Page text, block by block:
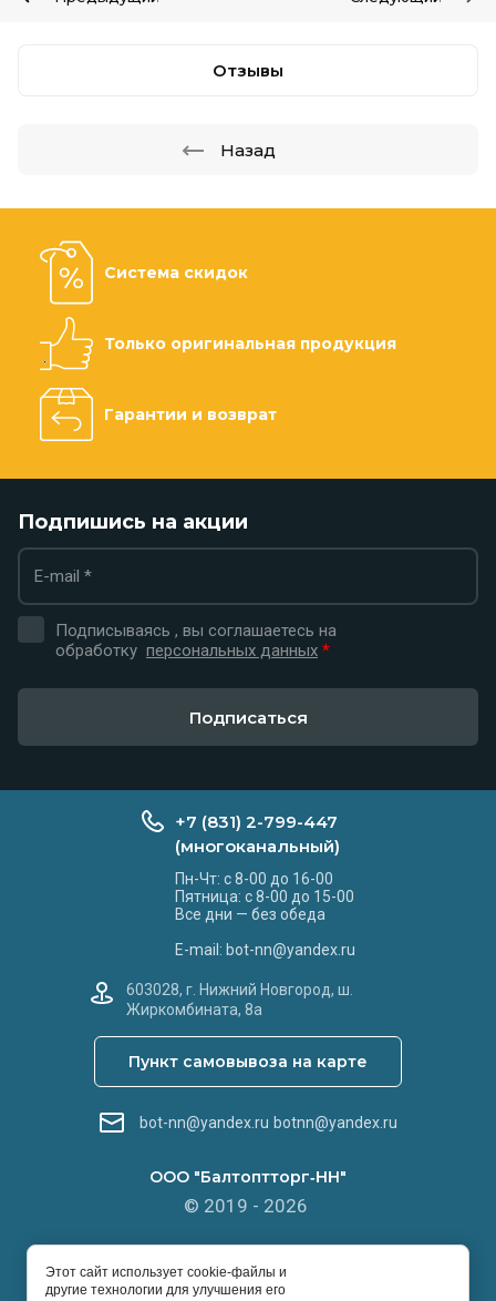
Отзывы
Назад
Система скидок
Только оригинальная продукция
Гарантии и возврат
Подпишись на акции
Подписываясь , вы соглашаетесь на
обработку персональных данных *
Подписаться
ООО "Балтоптторг‑НН"
© 2019 - 2026
+7 (831) 2-799-447
(многоканальный)
Пн-Чт: с 8-00 до 16-00
Пятница: с 8-00 до 15-00
Все дни — без обеда
E-mail: bot-nn@yandex.ru
603028, г. Нижний Новгород, ш.
Жиркомбината, 8а
Пункт самовывоза на карте
bot-nn@yandex.ru botnn@yandex.ru
Этот сайт использует cookie-файлы и
другие технологии для улучшения его